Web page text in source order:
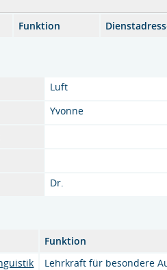
Funktion
Luft
Yvonne
Dr.
Funktion
Lehrkraft für besondere